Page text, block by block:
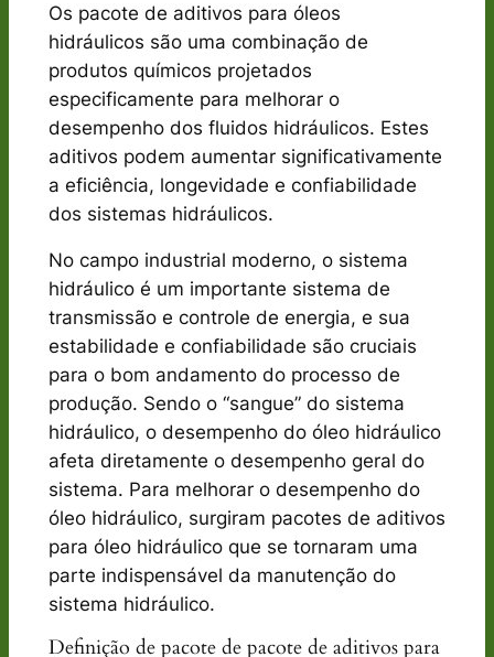
Os pacote de aditivos para óleos
hidráulicos são uma combinação de
produtos químicos projetados
especificamente para melhorar o
desempenho dos fluidos hidráulicos. Estes
aditivos podem aumentar significativamente
a eficiência, longevidade e confiabilidade
dos sistemas hidráulicos.
No campo industrial moderno, o sistema
hidráulico é um importante sistema de
transmissão e controle de energia, e sua
estabilidade e confiabilidade são cruciais
para o bom andamento do processo de
produção. Sendo o “sangue” do sistema
hidráulico, o desempenho do óleo hidráulico
afeta diretamente o desempenho geral do
sistema. Para melhorar o desempenho do
óleo hidráulico, surgiram pacotes de aditivos
para óleo hidráulico que se tornaram uma
parte indispensável da manutenção do
sistema hidráulico.
Definição de pacote de pacote de aditivos para